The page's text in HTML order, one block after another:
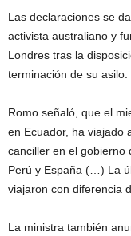
Las declaraciones se
activista australiano y
Londres tras la
terminación de su asilo.
Romo señaló, que el
en Ecuador, ha viajado
canciller en el gobierno
Perú y España (…) La
viajaron con diferencia
La ministra también